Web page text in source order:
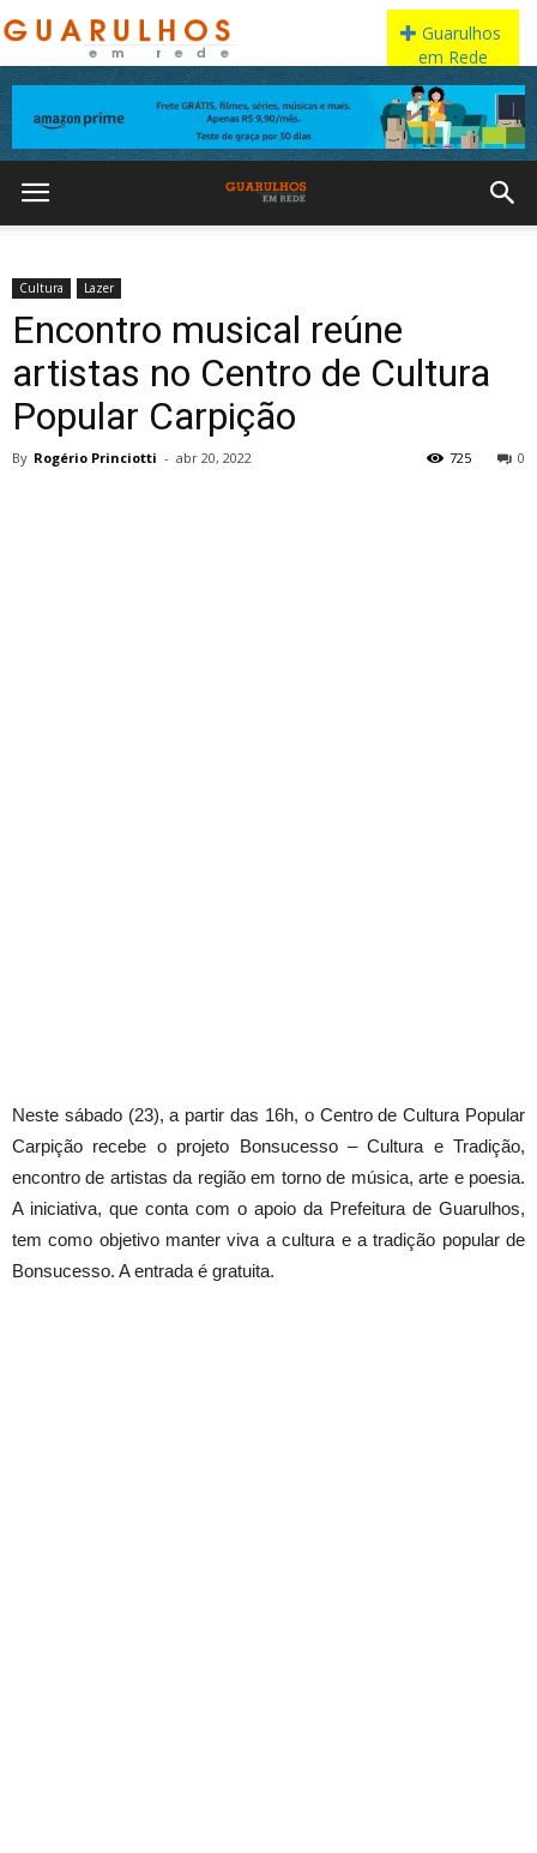
Cultura Lazer
Encontro musical reúne
artistas no Centro de Cultura
Popular Carpição
By Rogério Princiotti - abr 20, 2022 0
725
Neste sábado (23), a partir das 16h, o Centro de Cultura Popular
Carpição recebe o projeto Bonsucesso – Cultura e Tradição,
encontro de artistas da região em torno de música, arte e poesia.
A iniciativa, que conta com o apoio da Prefeitura de Guarulhos,
tem como objetivo manter viva a cultura e a tradição popular de
Bonsucesso. A entrada é gratuita.